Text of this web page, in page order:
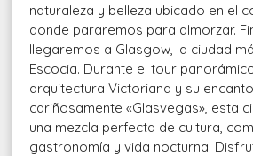
naturaleza y belleza ubicado en el
donde pararemos para almorzar.
llegaremos a Glasgow, la ciudad
Escocia. Durante el tour
arquitectura Victoriana y su
cariñosamente «Glasvegas», esta
una mezcla perfecta de cultura,
gastronomía y vida nocturna.